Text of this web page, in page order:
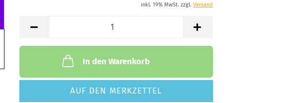
inkl. 19% MwSt. zzgl. Versand
In den Warenkorb
AUF DEN MERKZETTEL